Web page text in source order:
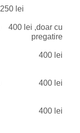
250 lei
400 lei ,doar cu
pregatire
400 lei
400 lei
400 lei